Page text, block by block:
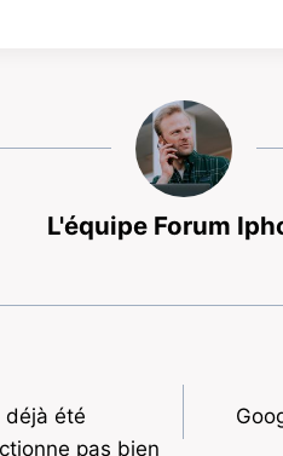
L'équipe Forum
déjà été
pas bien